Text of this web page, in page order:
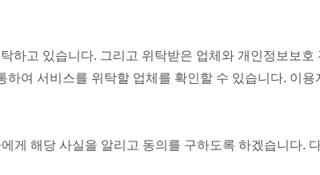
하고 있습니다. 그리고 위탁받은 업체와 개인정보보
여 서비스를 위탁할 업체를 확인할 수 있습니다. 이
게 해당 사실을 알리고 동의를 구하도록 하겠습니다.